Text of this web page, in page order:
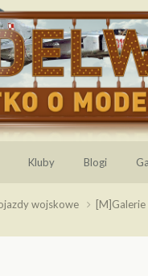
Kluby Blogi
wojskowe [M]Galerie